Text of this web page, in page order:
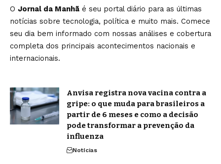
O Jornal da Manhã é seu portal diário para as últimas
notícias sobre tecnologia, política e muito mais. Comece
seu dia bem informado com nossas análises e cobertura
completa dos principais acontecimentos nacionais e
internacionais.
Anvisa registra nova vacina contra a
gripe: o que muda para brasileiros a
partir de 6 meses e como a decisão
pode transformar a prevenção da
influenza
Notícias